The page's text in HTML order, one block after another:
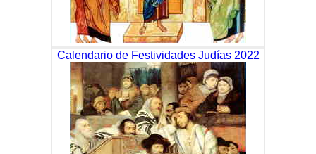
Calendario de Festividades Judías 2022